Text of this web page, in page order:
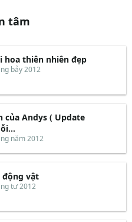
tâm
hoa thiên nhiên đẹp
bảy 2012
của Andys ( Update
năm 2012
động vật
tư 2012